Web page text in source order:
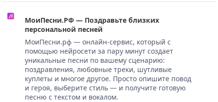
МоиПесни.РФ — Поздравьте близких
персональной песней
МоиПесни.рф — онлайн-сервис, который с
помощью нейросети за пару минут создает
уникальные песни по вашему сценарию:
поздравления, любовные треки, шутливые
куплеты и многое другое. Просто опишите повод
и героя, выберите стиль — и получите готовую
песню с текстом и вокалом.